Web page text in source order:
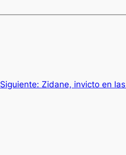
Siguiente: Zidane, invicto en